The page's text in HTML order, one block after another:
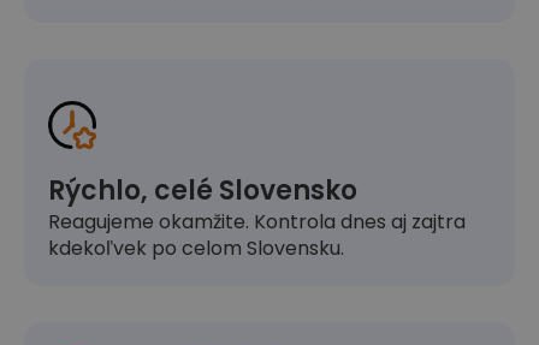
Rýchlo, celé Slovensko
Reagujeme okamžite. Kontrola dnes aj zajtra
kdekoľvek po celom Slovensku.